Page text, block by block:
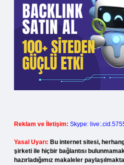
Reklam ve İletişim: Skype:
Yasal Uyarı: Bu internet sitesi,
şirketi ile hiçbir bağlantısı
hazırladığımız makaleler